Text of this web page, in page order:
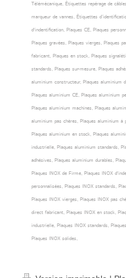
Télémécanique, Étiquettes repérage de
marqueur de vannes, Étiquettes
d'indentification, Plaques CE, Plaques
Plaques gravées, Plaques vierges, Plaques
fabricant, Plaques en stock, Plaques
standards, Plaques sur-mesure, Plaques
aluminium constructeur, Plaques aluminium
Plaques aluminium CE, Plaques aluminium
Plaques aluminium machines, Plaques
aluminium pas chères, Plaques aluminium
Plaques aluminium en stock, Plaques
industrielle, Plaques aluminium standards,
adhésives, Plaques aluminium durables,
Plaques INOX de Firme, Plaques INOX
personnalisées, Plaques INOX standards,
Plaques INOX vierges, Plaques INOX pas
direct fabricant, Plaques INOX en stock,
industrielle, Plaques INOX standards,
Plaques INOX solides,